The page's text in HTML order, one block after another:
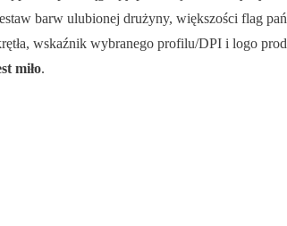
barw ulubionej drużyny, większości flag
wskaźnik wybranego profilu/DPI i logo
miło.